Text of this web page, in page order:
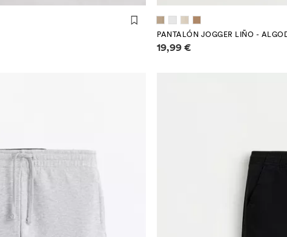
PANTALÓN JOGGER LIÑO -
Información de prezos
19,99 €